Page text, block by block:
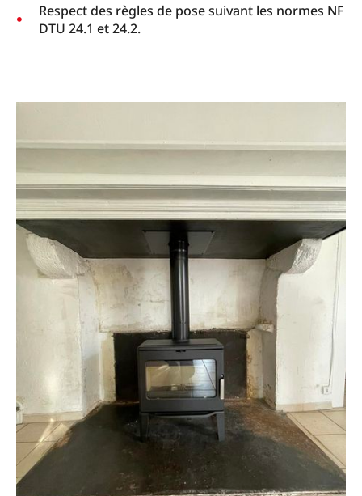
Respect des règles de pose suivant les normes NF
DTU 24.1 et 24.2.